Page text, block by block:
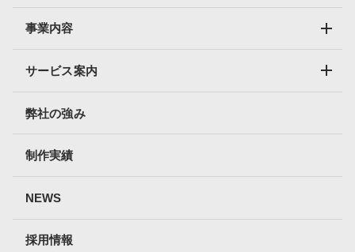
事業内容
サービス案内
弊社の強み
制作実績
NEWS
採用情報